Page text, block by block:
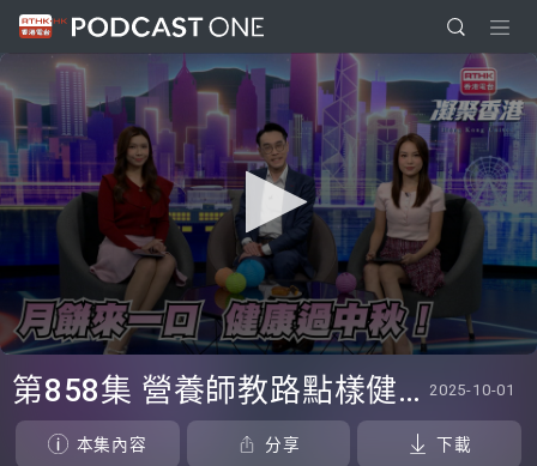
seconds
of
23
minutes,
第858集 營養師教路點樣健康過中秋！ 2025-10-01
本集內容 分享 下載